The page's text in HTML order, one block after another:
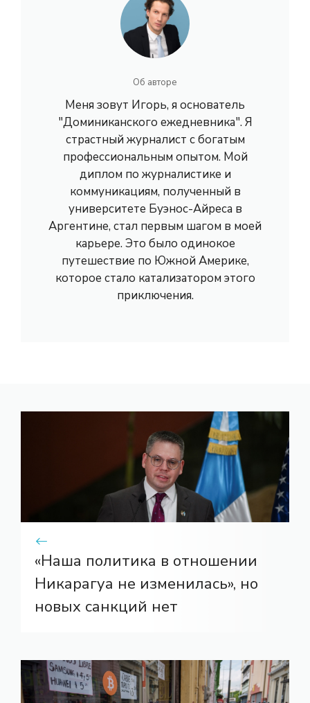
Об авторе
Меня зовут Игорь, я основатель
"Доминиканского ежедневника". Я
страстный журналист с богатым
профессиональным опытом. Мой
диплом по журналистике и
коммуникациям, полученный в
университете Буэнос-Айреса в
Аргентине, стал первым шагом в моей
карьере. Это было одинокое
путешествие по Южной Америке,
которое стало катализатором этого
приключения.
«Наша политика в отношении
Никарагуа не изменилась», но
новых санкций нет